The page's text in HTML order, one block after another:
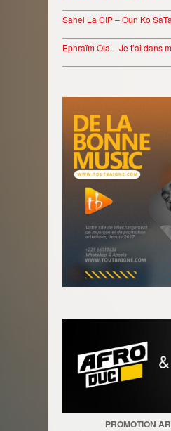
Sahel La CIP – Oun Ko SaTa
Ephraïm Ola – Je t’ai dans
PROMOTION